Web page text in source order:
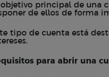
objetivo principal de una
de ellos de forma
tipo de cuenta está
para abrir una